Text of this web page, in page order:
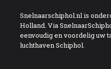
Snelnaarschiphol.nl is
Holland. Via
eenvoudig en voordelig uw
luchthaven Schiphol.